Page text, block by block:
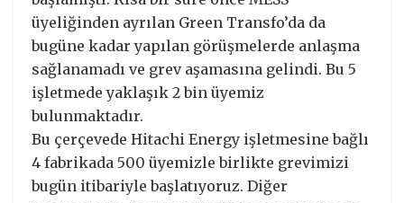
üyeliğinden ayrılan Green Transfo’da da
bugüne kadar yapılan görüşmelerde anlaşma
sağlanamadı ve grev aşamasına gelindi. Bu 5
işletmede yaklaşık 2 bin üyemiz
bulunmaktadır.
Bu çerçevede Hitachi Energy işletmesine bağlı
4 fabrikada 500 üyemizle birlikte grevimizi
bugün itibariyle başlatıyoruz. Diğer